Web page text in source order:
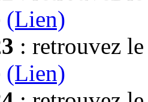
(Lien)
: retrouvez
(Lien)